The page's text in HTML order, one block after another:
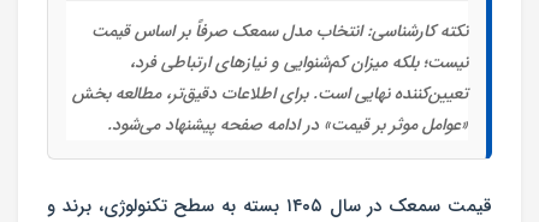
نکته کارشناسی:انتخاب مدل سمعک صرفاً بر اساس قیمت
نیست؛ بلکه میزان کم‌شنوایی و نیازهای ارتباطی فرد،
تعیین‌کننده نهایی است. برای اطلاعات دقیق‌تر، مطالعه بخش
«عوامل موثر بر قیمت» در ادامه صفحه پیشنهاد می‌شود.
قیمت سمعک در سال ۱۴۰۵ بسته به سطح تکنولوژی، برند و